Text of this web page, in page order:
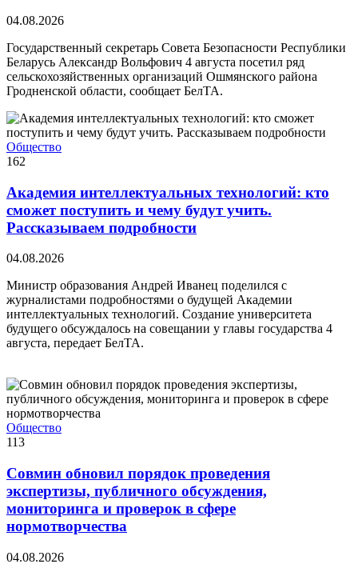
04.08.2026
Государственный секретарь Совета Безопасности Республики
Беларусь Александр Вольфович 4 августа посетил ряд
сельскохозяйственных организаций Ошмянского района
Гродненской области, сообщает БелТА.
Общество
162
Академия интеллектуальных технологий: кто
сможет поступить и чему будут учить.
Рассказываем подробности
04.08.2026
Министр образования Андрей Иванец поделился с
журналистами подробностями о будущей Академии
интеллектуальных технологий. Создание университета
будущего обсуждалось на совещании у главы государства 4
августа, передает БелТА.
Общество
113
Совмин обновил порядок проведения
экспертизы, публичного обсуждения,
мониторинга и проверок в сфере
нормотворчества
04.08.2026